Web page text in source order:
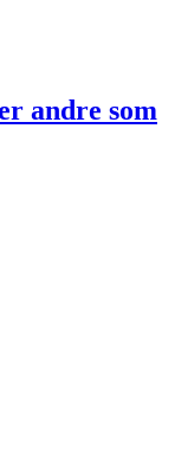
andre som